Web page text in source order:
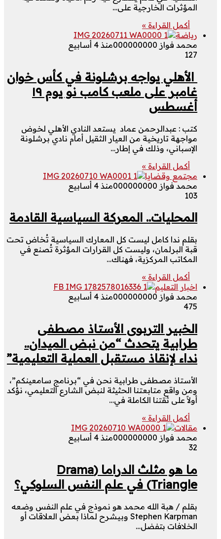
المؤثرات الخارجية على…
أكمل القراءة »
رياضة
محمد فواز 000000000
منذ 4 أسابيع
127
الأهلي يواجه برشلونة في كأس خوان
غامبر على ملعب كامب نو يوم ١٩
أغسطس
كتب : عبدالرحمن عماد يستعد النادي الأهلي لخوض
مواجهة تاريخية من العيار الثقيل أمام نادي برشلونة
الإسباني، وذلك في إطار…
أكمل القراءة »
مجتمع وقضايا
محمد فواز 000000000
منذ 4 أسابيع
103
المحليات.. المعركة السياسية القادمة
بقلم ندا كامل ليست كل المعارك السياسية تُخاض تحت
قبة البرلمان، وليست كل القرارات المؤثرة تُصنع في
المكاتب المركزية، فهناك…
أكمل القراءة »
اخبار التعليم
محمد فواز 000000000
منذ 4 أسابيع
475
الخبير التربوى الأستاذ مصطفى
طرابية يتحدث “من نبض الميدان..
نداء لإنقاذ مستقبل العملية التعليمية”
الأستاذ مصطفى طرابية نحن في “برنامج سامعينكم”،
ومن واقع متابعتنا الحثيثة لنبض الشارع التعليمي، نؤكد
أولاً على ثقتنا الكاملة في…
أكمل القراءة »
مقالات
محمد فواز 000000000
منذ 4 أسابيع
32
ما هو مثلث الدراما (Drama
Triangle) في علم النفس السلوكي؟
بقلم / هبة الله محمد هو نموذج في علم النفس وضعه
Stephen Karpman وبيشرح لماذا بعض العلاقات أو
الخلافات بتفضل…